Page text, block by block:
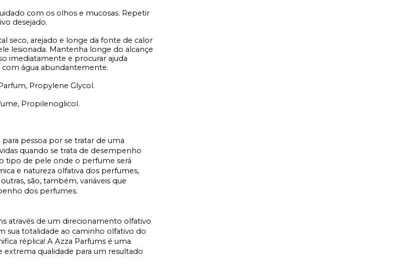
com os olhos e mucosas. Repetir
desejado.
seco, arejado e longe da fonte de calor
lesionada. Mantenha longe do alcançe
imediatamente e procurar ajuda
com água abundantemente.
Propylene Glycol.
Propilenoglicol.
pessoa por se tratar de uma
quando se trata de desempenho
tipo de pele onde o perfume será
e natureza olfativa dos perfumes,
são, também, variáveis que
dos perfumes.
através de um direcionamento olfativo
sua totalidade ao caminho olfativo do
réplica! A Azza Parfums é uma
extrema qualidade para um resultado